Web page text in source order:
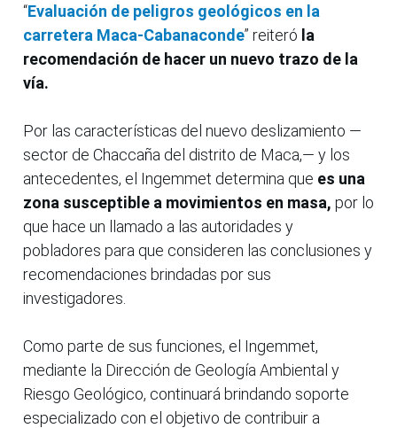
“Evaluación de peligros geológicos en la
carretera Maca-Cabanaconde” reiteró la
recomendación de hacer un nuevo trazo de la
vía.
Por las características del nuevo deslizamiento —
sector de Chaccaña del distrito de Maca,— y los
antecedentes, el Ingemmet determina que es una
zona susceptible a movimientos en masa, por lo
que hace un llamado a las autoridades y
pobladores para que consideren las conclusiones y
recomendaciones brindadas por sus
investigadores.
Como parte de sus funciones, el Ingemmet,
mediante la Dirección de Geología Ambiental y
Riesgo Geológico, continuará brindando soporte
especializado con el objetivo de contribuir a